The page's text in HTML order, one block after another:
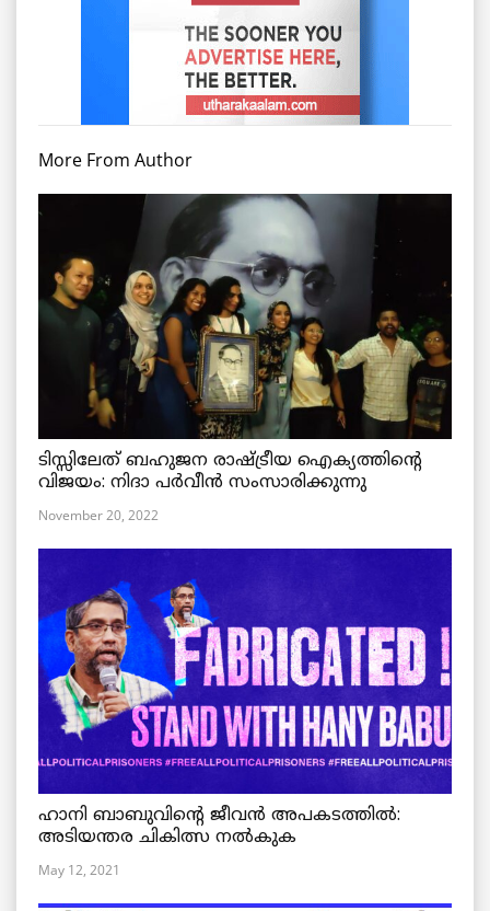
More From Author
ടിസ്സിലേത് ബഹുജന രാഷ്ട്രീയ ഐക്യത്തിന്റെ
വിജയം: നിദാ പർവീൻ സംസാരിക്കുന്നു
November 20, 2022
ഹാനി ബാബുവിന്റെ ജീവൻ അപകടത്തിൽ:
അടിയന്തര ചികിത്സ നൽകുക
May 12, 2021